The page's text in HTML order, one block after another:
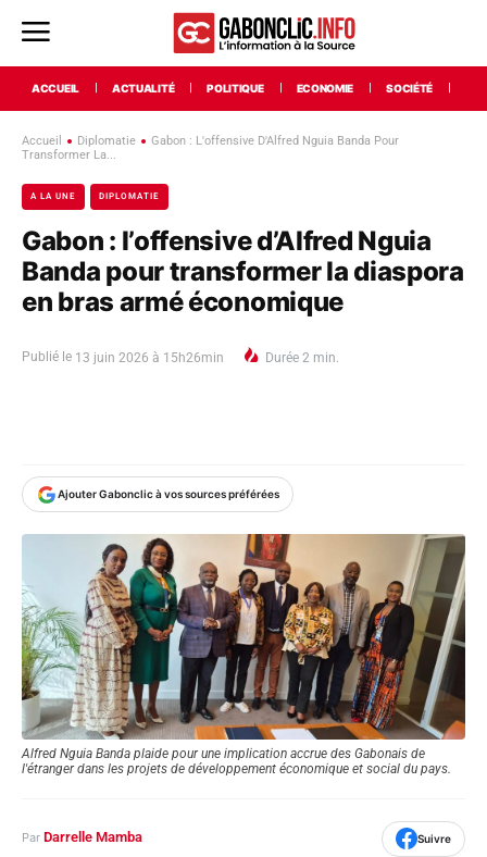
ACCUEIL ACTUALITÉ POLITIQUE ECONOMIE SOCIÉTÉ
Accueil Diplomatie
Gabon : L'offensive D'Alfred Nguia Banda Pour
Transformer La...
A LA UNE DIPLOMATIE
Gabon : l’offensive d’Alfred Nguia
Banda pour transformer la diaspora
en bras armé économique
Publié le 13 juin 2026 à 15h26min Durée 2 min.
Ajouter Gabonclic à vos sources préférées
Alfred Nguia Banda plaide pour une implication accrue des Gabonais de
l'étranger dans les projets de développement économique et social du pays.
Par Darrelle Mamba Suivre